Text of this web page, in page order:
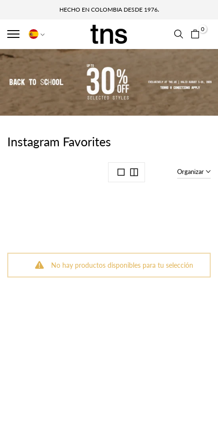
HECHO EN COLOMBIA DESDE 1976.
0
Instagram Favorites
Organizar
No hay productos disponibles para tu selección